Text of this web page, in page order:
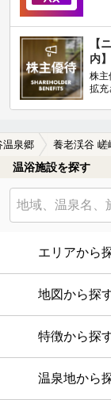
【
内】
株主
拡充
温泉郷 養老渓谷 嵯
温浴施設を探す
エリアから
地図から探
特徴から探
温泉地から